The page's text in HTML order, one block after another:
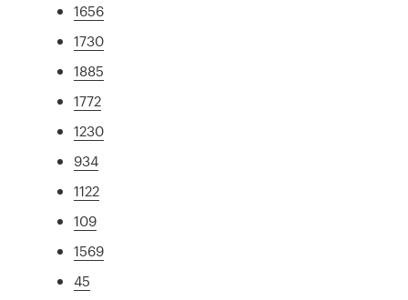
1656
1730
1885
1772
1230
934
1122
109
1569
45